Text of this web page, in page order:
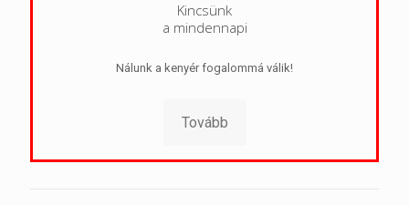
Kincsünk
a mindennapi
Nálunk a kenyér fogalommá válik!
Tovább